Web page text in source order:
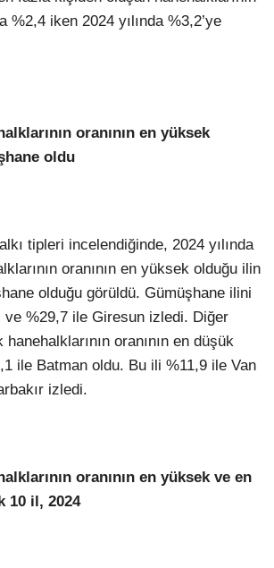
%2,4 iken 2024 yılında %3,2’ye
oranının en yüksek
oldu
tipleri incelendiğinde, 2024 yılında
oranının en yüksek olduğu ilin
olduğu görüldü. Gümüşhane ilini
ve %29,7 ile Giresun izledi. Diğer
oranının en düşük
ile Batman oldu. Bu ili %11,9 ile Van
izledi.
oranının en yüksek ve en
10 il, 2024